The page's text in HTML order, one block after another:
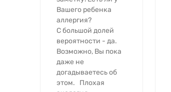
Вашего ребенка
аллергия?
С большой долей
вероятности - да.
Возможно, Вы пока
даже не
догадываетесь об
этом. Плохая